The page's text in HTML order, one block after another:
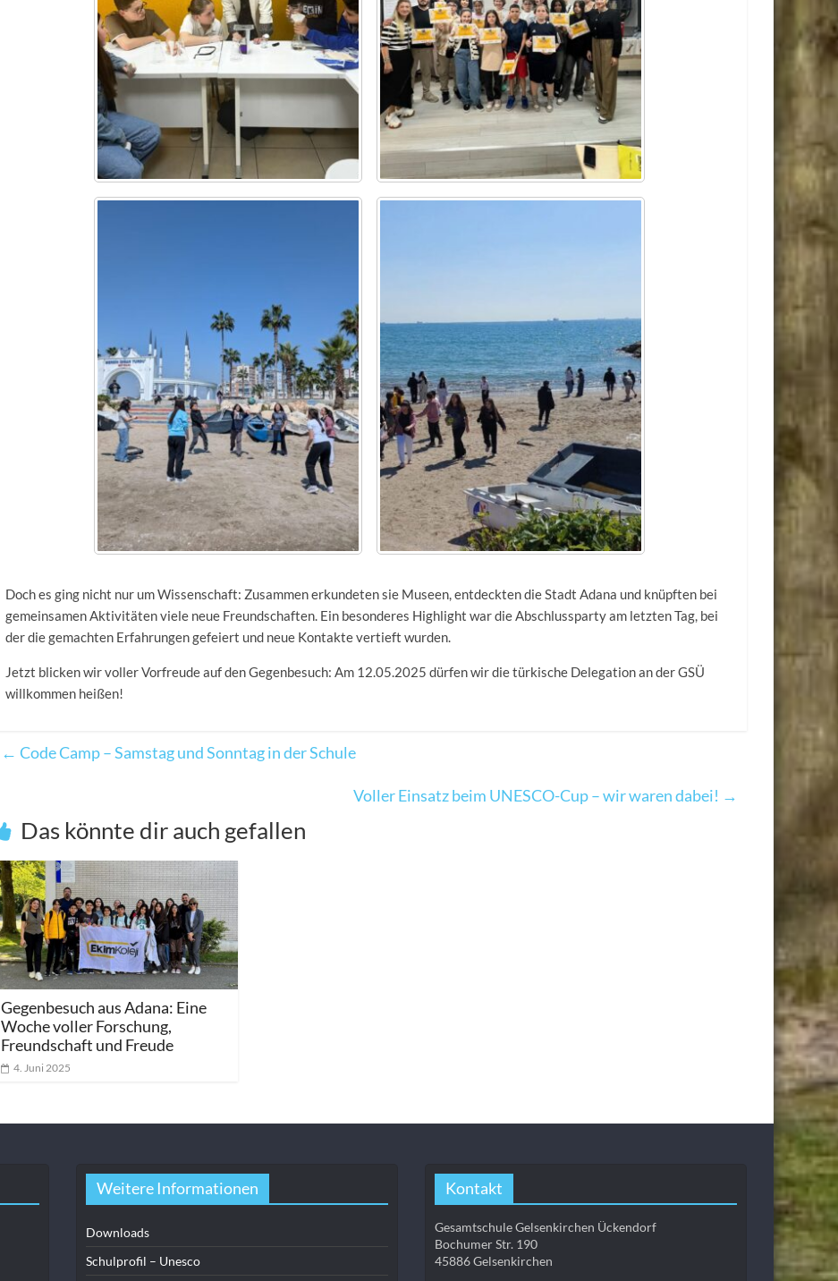
Doch es ging nicht nur um Wissenschaft: Zusammen erkundeten sie Museen, entdeckten die Stadt Adana und knüpften bei
gemeinsamen Aktivitäten viele neue Freundschaften. Ein besonderes Highlight war die Abschlussparty am letzten Tag, bei
der die gemachten Erfahrungen gefeiert und neue Kontakte vertieft wurden.
Jetzt blicken wir voller Vorfreude auf den Gegenbesuch: Am 12.05.2025 dürfen wir die türkische Delegation an der GSÜ
willkommen heißen!
← Code Camp – Samstag und Sonntag in der Schule
Voller Einsatz beim UNESCO-Cup – wir waren dabei! →
Das könnte dir auch gefallen
Gegenbesuch aus Adana: Eine
Woche voller Forschung,
Freundschaft und Freude
4. Juni 2025
Weitere Informationen
Downloads
Schulprofil – Unesco
Kontakt
Gesamtschule Gelsenkirchen Ückendorf
Bochumer Str. 190
45886 Gelsenkirchen